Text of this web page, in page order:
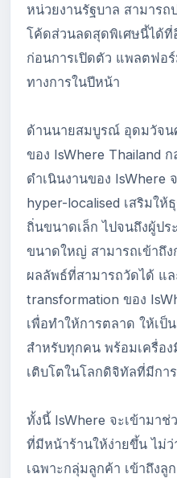
หน่วยงานรัฐบาล สามารถ
โค้ดส่วนลดสุดพิเศษนี้ได้ที่
ก่อนการเปิดตัว แพลตฟอ
ทางการในปีหน้า
ด้านนายสมบูรณ์ อุดมวัจน
ของ IsWhere Thailand
ดำเนินงานของ IsWhere
hyper-localised เสริมให้
ถิ่นขนาดเล็ก ไปจนถึงผู้ปร
ขนาดใหญ่ สามารถเข้าถึ
ผลลัพธ์ที่สามารถวัดได้ แล
transformation ของ
เพื่อทำให้การตลาด ให้เป็
สำหรับทุกคน พร้อมเครื่อ
เติบโตในโลกดิจิทัลที่มีกา
ทั้งนี้ IsWhere จะเข้ามา
ที่มีหน้าร้านให้ง่ายขึ้น ไม่
เฉพาะกลุ่มลูกค้า เข้าถึงลู